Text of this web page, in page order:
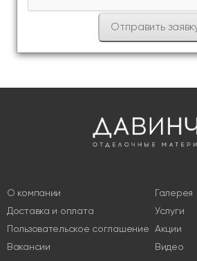
О компании
Доставка и оплата
Пользовательское соглашение
Вакансии
Галерея
Услуги
Акции
Видео